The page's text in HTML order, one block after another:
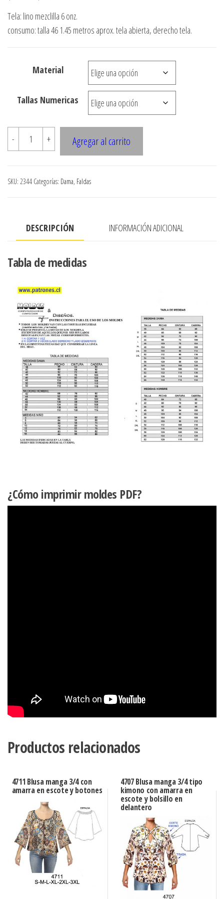
de
precios:
hasta
$7.900
Tela: lino mezclilla 6 onz.
consumo: talla 46 1.45 metros aprox. tela abierta, derecho tela.
Material
Tallas Numericas
-
2344
Asimetricos
+ Agregar al carrito
SKU: 2344 Categorías: Dama, Faldas
DESCRIPCIÓN INFORMACIÓN ADICIONAL
Tabla de medidas
¿Cómo imprimir moldes PDF?
Productos relacionados
4711 Blusa manga 3/4 con
amarra en escote y botones
4707 Blusa manga 3/4 tipo
kimono con amarra en
escote y bolsillo en
delantero